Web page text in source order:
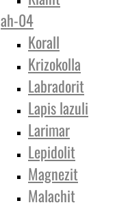
ah-04
Korall
Krizokolla
Labradorit
Lapis lazuli
Larimar
Lepidolit
Magnezit
Malachit